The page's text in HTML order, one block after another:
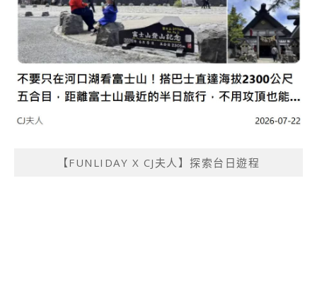
【FUNLIDAY X CJ夫人】探索台日遊程